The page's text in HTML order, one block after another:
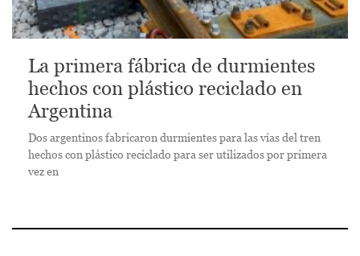
La primera fábrica de durmientes
hechos con plástico reciclado en
Argentina
Dos argentinos fabricaron durmientes para las vías del tren
hechos con plástico reciclado para ser utilizados por primera
vez en